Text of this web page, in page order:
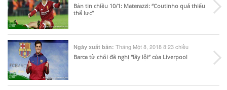
Bản tin chiều 10/1: Materazzi: “Coutinho quá thiếu
thể lực”
Ngày xuất bản: Tháng Một 8, 2018 8:23 chiều
Barca từ chối đề nghị “lầy lội” của Liverpool